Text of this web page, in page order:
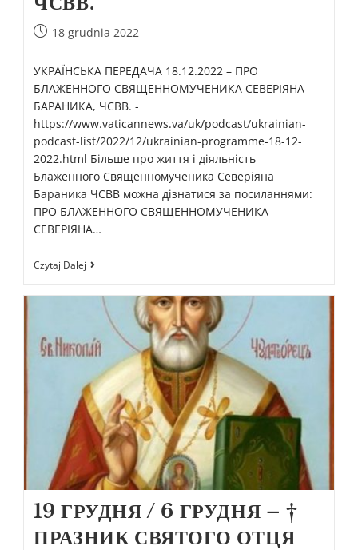
18 grudnia 2022
УКРАЇНСЬКА ПЕРЕДАЧА 18.12.2022 – ПРО
БЛАЖЕННОГО СВЯЩЕННОМУЧЕНИКА СЕВЕРІЯНА
БАРАНИКА, ЧСВВ. -
https://www.vaticannews.va/uk/podcast/ukrainian-
podcast-list/2022/12/ukrainian-programme-18-12-
2022.html Більше про життя і діяльність
Блаженного Священномученика Северіяна
Бараника ЧСВВ можна дізнатися за посиланнями:
ПРО БЛАЖЕННОГО СВЯЩЕННОМУЧЕНИКА
СЕВЕРІЯНА…
Czytaj Dalej
19 ГРУДНЯ / 6 ГРУДНЯ – †
ПРАЗНИК СВЯТОГО ОТЦЯ